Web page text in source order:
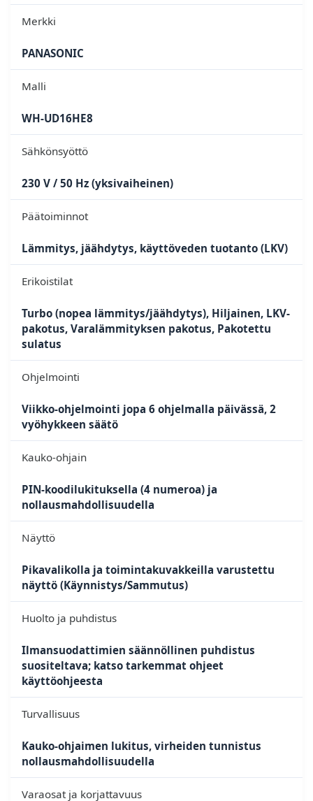
Merkki
PANASONIC
Malli
WH-UD16HE8
Sähkönsyöttö
230 V / 50 Hz (yksivaiheinen)
Päätoiminnot
Lämmitys, jäähdytys, käyttöveden tuotanto (LKV)
Erikoistilat
Turbo (nopea lämmitys/jäähdytys), Hiljainen, LKV-
pakotus, Varalämmityksen pakotus, Pakotettu
sulatus
Ohjelmointi
Viikko-ohjelmointi jopa 6 ohjelmalla päivässä, 2
vyöhykkeen säätö
Kauko-ohjain
PIN-koodilukituksella (4 numeroa) ja
nollausmahdollisuudella
Näyttö
Pikavalikolla ja toimintakuvakkeilla varustettu
näyttö (Käynnistys/Sammutus)
Huolto ja puhdistus
Ilmansuodattimien säännöllinen puhdistus
suositeltava; katso tarkemmat ohjeet
käyttöohjeesta
Turvallisuus
Kauko-ohjaimen lukitus, virheiden tunnistus
nollausmahdollisuudella
Varaosat ja korjattavuus